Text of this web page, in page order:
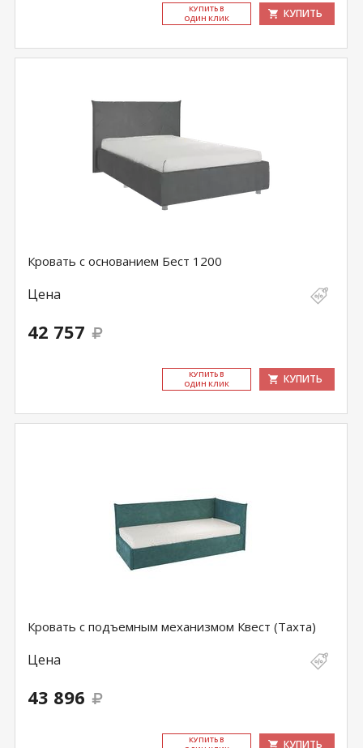
КУ­ПИТЬ В
ОДИН КЛИК
КУПИТЬ
Кровать с основанием Бест 1200
Цена
42 757
КУ­ПИТЬ В
ОДИН КЛИК
КУПИТЬ
Кровать с подъемным механизмом Квест (Тахта)
Цена
43 896
КУ­ПИТЬ В
КУПИТЬ